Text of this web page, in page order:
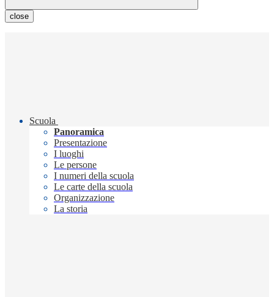
close
Scuola
Panoramica
Presentazione
I luoghi
Le persone
I numeri della scuola
Le carte della scuola
Organizzazione
La storia